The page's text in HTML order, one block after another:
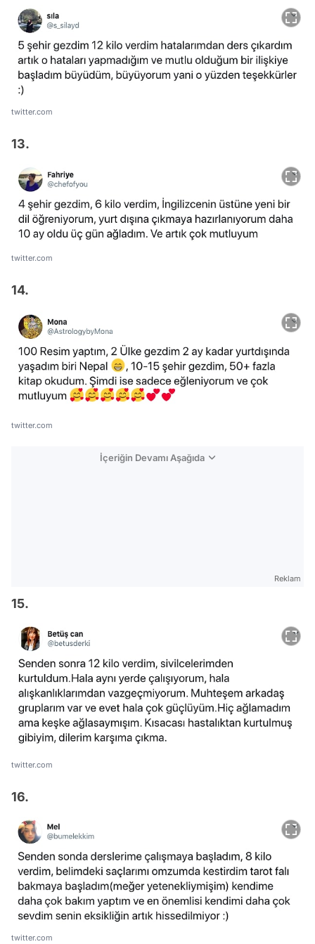
twitter.com
13.
twitter.com
14.
twitter.com
İçeriğin Devamı Aşağıda
Reklam
15.
twitter.com
16.
twitter.com